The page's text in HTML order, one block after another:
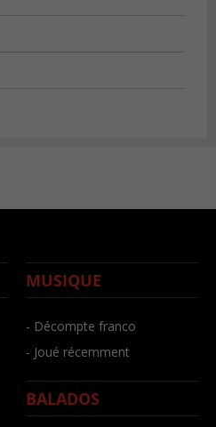
MUSIQUE
- Décompte franco
- Joué récemment
BALADOS